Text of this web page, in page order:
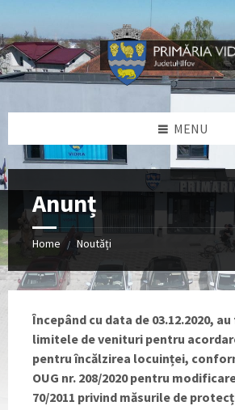
content
left
sidebar
right
sidebar
footer
MENU
Anunț
Home / Noutăți
Începând cu data de 03.12.2020,
limitele de venituri pentru
pentru încălzirea locuinței,
OUG nr. 208/2020 pentru
70/2011 privind măsurile de